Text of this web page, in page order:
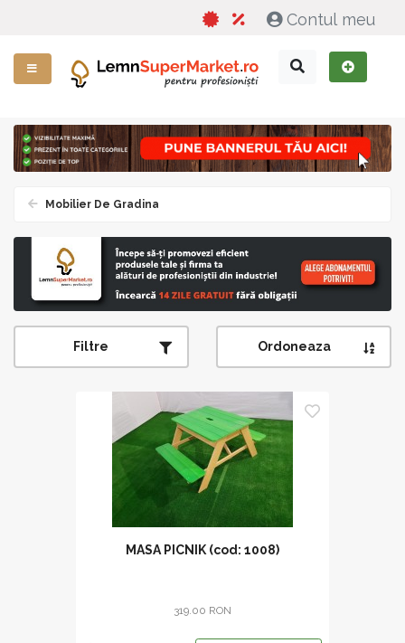
Contul meu
Mobilier De Gradina
Filtre Ordoneaza
MASA PICNIK (cod: 1008)
319.00 RON